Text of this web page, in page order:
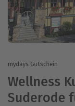
mydays Gutschein
Wellness
Suderode